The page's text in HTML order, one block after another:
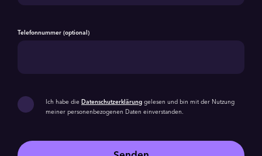
Telefonnummer (optional)
Ich habe die Datenschutzerklärung gelesen und bin mit der Nutzung
meiner personenbezogenen Daten einverstanden.